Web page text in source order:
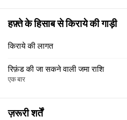
हफ़्ते के हिसाब से किराये की गाड़ी
किराये की लागत
रिफ़ंड की जा सकने वाली जमा राशि
एक बार
ज़रूरी शर्तें